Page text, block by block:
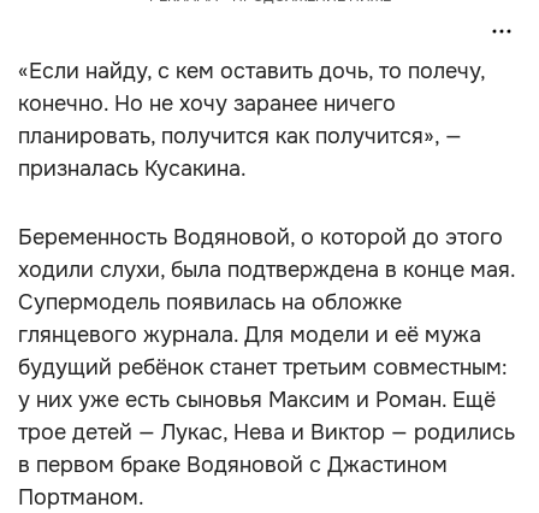
«Если найду, с кем оставить дочь, то полечу,
конечно. Но не хочу заранее ничего
планировать, получится как получится», —
призналась Кусакина.
Беременность Водяновой, о которой до этого
ходили слухи, была подтверждена в конце мая.
Супермодель появилась на обложке
глянцевого журнала. Для модели и её мужа
будущий ребёнок станет третьим совместным:
у них уже есть сыновья Максим и Роман. Ещё
трое детей — Лукас, Нева и Виктор — родились
в первом браке Водяновой с Джастином
Портманом.